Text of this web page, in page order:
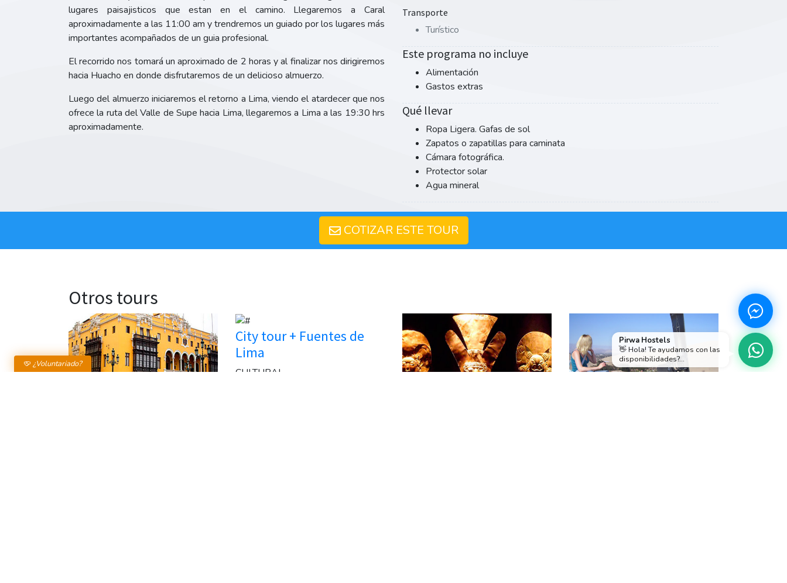
lugares paisajisticos que estan en el camino. Llegaremos a Caral
aproximadamente a las 11:00 am y trendremos un guiado por los lugares más
importantes acompañados de un guia profesional.
El recorrido nos tomará un aproximado de 2 horas y al finalizar nos dirigiremos
hacia Huacho en donde disfrutaremos de un delicioso almuerzo.
Luego del almuerzo iniciaremos el retorno a Lima, viendo el atardecer que nos
ofrece la ruta del Valle de Supe hacia Lima, llegaremos a Lima a las 19:30 hrs
aproximadamente.
Transporte
Turístico
Este programa no incluye
Alimentación
Gastos extras
Qué llevar
Ropa Ligera. Gafas de sol
Zapatos o zapatillas para caminata
Cámara fotográfica.
Protector solar
Agua mineral
COTIZAR ESTE TOUR
Otros tours
City tour + Fuentes de
Lima
CULTURAL
Pirwa Hostels
👋 Hola! Te ayudamos con las
disponibilidades?...
¿Voluntariado?